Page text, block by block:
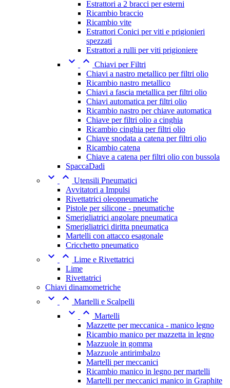
Estrattori a 2 bracci per esterni
Ricambio braccio
Ricambio vite
Estrattori Conici per viti e prigionieri
spezzati
Estrattori a rulli per viti prigioniere
  Chiavi per Filtri
Chiavi a nastro metallico per filtri olio
Ricambio nastro metallico
Chiavi a fascia metallica per filtri olio
Chiavi automatica per filtri olio
Ricambio nastro per chiave automatica
Chiave per filtri olio a cinghia
Ricambio cinghia per filtri olio
Chiave snodata a catena per filtri olio
Ricambio catena
Chiave a catena per filtri olio con bussola
SpaccaDadi
  Utensili Pneumatici
Avvitatori a Impulsi
Rivettatrici oleopneumatiche
Pistole per silicone - pneumatiche
Smerigliatrici angolare pneumatica
Smerigliatrici diritta pneumatica
Martelli con attacco esagonale
Cricchetto pneumatico
  Lime e Rivettatrici
Lime
Rivettatrici
Chiavi dinamometriche
  Martelli e Scalpelli
  Martelli
Mazzette per meccanica - manico legno
Ricambio manico per mazzetta in legno
Mazzuole in gomma
Mazzuole antirimbalzo
Martelli per meccanici
Ricambio manico in legno per martelli
Martelli per meccanici manico in Graphite